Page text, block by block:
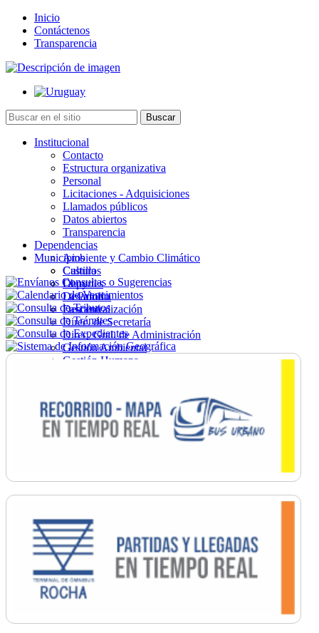
Inicio
Contáctenos
Transparencia
Institucional
Contacto
Estructura organizativa
Personal
Licitaciones - Adquisiciones
Llamados públicos
Datos abiertos
Transparencia
Dependencias
Ambiente y Cambio Climático
Cultura
Deportes
Desarrollo
Descentralización
Direc. de Secretaría
Direc. Gral. de Administración
Gestión Ambiental
Gestión Humana
Ordenamiento
Promoción Social
Salud
Secretaría General
Municipios
Castillos
Chuy
La Paloma
Lascano